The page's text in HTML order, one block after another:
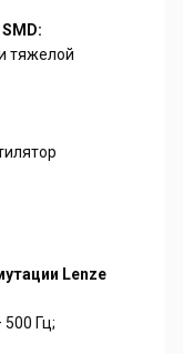
тяжелой
Lenze
Гц;